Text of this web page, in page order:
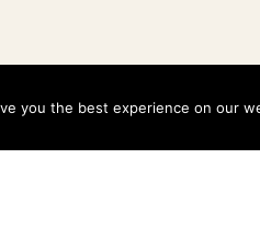
you the best experience on our